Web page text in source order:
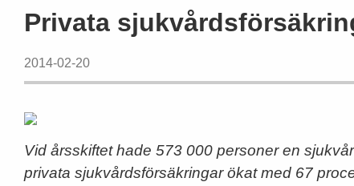
Privata
2014-02-20
Vid årsskiftet hade 573 000 personer en
privata sjukvårdsförsäkringar ökat med 67